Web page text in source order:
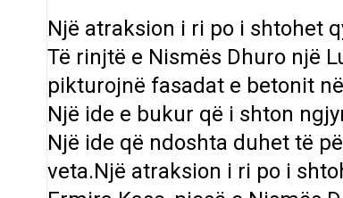
Një atraksion i ri po i shtohet
Të rinjtë e Nismës Dhuro një
pikturojnë fasadat e betonit
Një ide e bukur që i shton
Një ide që ndoshta duhet të
veta.Një atraksion i ri po i